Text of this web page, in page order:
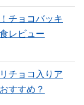
チョコバッキ
レビュー
チョコ入りア
すすめ？